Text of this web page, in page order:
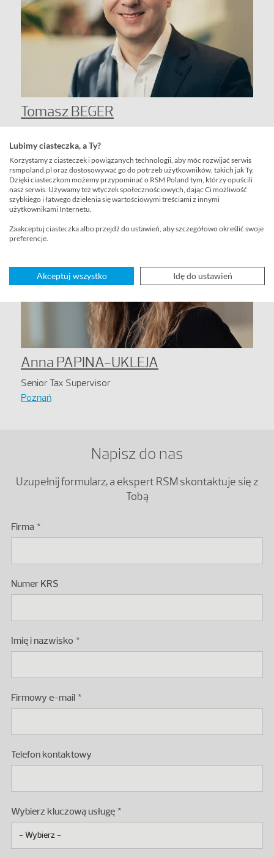
Tomasz BEGER
Poznań
Anna PAPINA-UKLEJA
Senior Tax Supervisor
Poznań
Napisz do nas
Uzupełnij formularz, a ekspert RSM skontaktuje się z
Tobą
Firma
Numer KRS
Podaj numer KRS polskiego podmiotu.
Imię i nazwisko
Firmowy e-mail
Telefon kontaktowy
Wybierz kluczową usługę
Lubimy ciasteczka, a Ty?
Korzystamy z ciasteczek i powiązanych technologii, aby móc rozwijać serwis
rsmpoland.pl oraz dostosowywać go do potrzeb użytkowników, takich jak Ty.
Dzięki ciasteczkom możemy przypominać o RSM Poland tym, którzy opuścili
nasz serwis. Używamy też wtyczek społecznościowych, dając Ci możliwość
szybkiego i łatwego dzielenia się wartościowymi treściami z innymi
użytkownikami Internetu.
Zaakceptuj ciasteczka albo przejdź do ustawień, aby szczegółowo określić swoje
preferencje.
Akceptuj wszystko Idę do ustawień